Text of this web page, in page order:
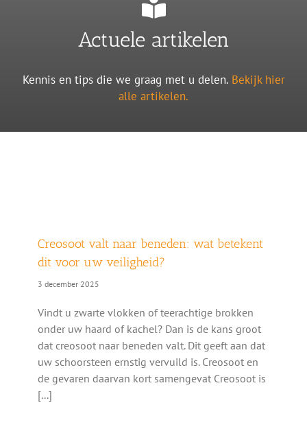
Actuele artikelen
Kennis en tips die we graag met u delen. Bekijk hier
alle artikelen.
Creosoot valt naar beneden: wat betekent
dit voor uw veiligheid?
3 december 2025
Vindt u zwarte vlokken of teerachtige brokken
onder uw haard of kachel? Dan is de kans groot
dat creosoot naar beneden valt. Dit geeft aan dat
uw schoorsteen ernstig vervuild is. Creosoot en
de gevaren daarvan kort samengevat Creosoot is
[...]